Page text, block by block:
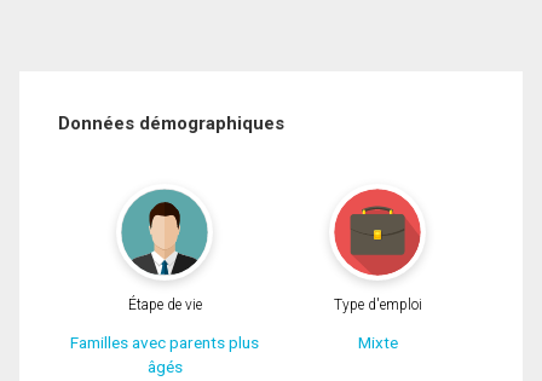
Données démographiques
Étape de vie
Familles avec parents plus
âgés
Type d'emploi
Mixte